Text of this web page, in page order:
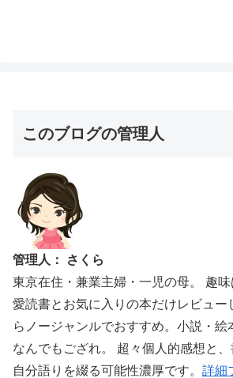
このブログの管理人
管理人： さくら
東京在住・兼業主婦・一児の母。 趣味
愛読書とお気に入りの本だけレビュー
らノージャンルでおすすめ。小説・絵
なんでもござれ。 超々個人的感想と
自分語りを綴る可能性濃厚です。 詳細